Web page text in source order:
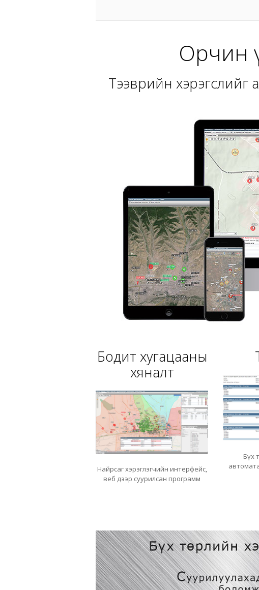
Орчин
Тээврийн хэрэгслийг
Бодит хугацааны
хяналт
Найрсаг хэрэглэгчийн интерфейс,
веб дээр суурилсан программ
Бүх